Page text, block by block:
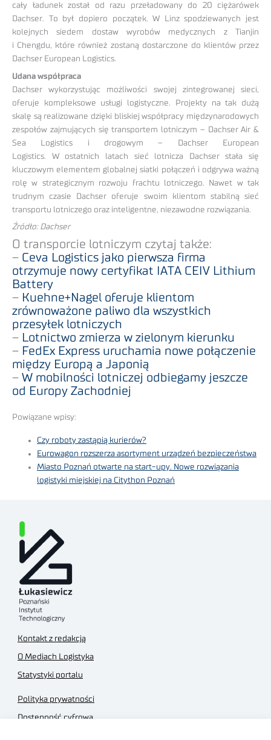
cały ładunek został od razu przeładowany do 20 ciężarówek
Dachser. To był dopiero początek. W Linz spodziewanych jest
kolejnych siedem dostaw wyrobów medycznych z Tianjin
i Chengdu, które również zostaną dostarczone do klientów przez
Dachser European Logistics.
Udana współpraca
Dachser wykorzystując możliwości swojej zintegrowanej sieci,
oferuje kompleksowe usługi logistyczne. Projekty na tak dużą
skalę są realizowane dzięki bliskiej współpracy międzynarodowych
zespołów zajmujących się transportem lotniczym – Dachser Air &
Sea Logistics i drogowym – Dachser European
Logistics. W ostatnich latach sieć lotnicza Dachser stała się
kluczowym elementem globalnej siatki połączeń i odgrywa ważną
rolę w strategicznym rozwoju frachtu lotniczego. Nawet w tak
trudnym czasie Dachser oferuje swoim klientom stabilną sieć
transportu lotniczego oraz inteligentne, niezawodne rozwiązania.
Źródło: Dachser
O transporcie lotniczym czytaj także:
– Ceva Logistics jako pierwsza firma
otrzymuje nowy certyfikat IATA CEIV Lithium
Battery
– Kuehne+Nagel oferuje klientom
zrównoważone paliwo dla wszystkich
przesyłek lotniczych
– Lotnictwo zmierza w zielonym kierunku
– FedEx Express uruchamia nowe połączenie
między Europą a Japonią
– W mobilności lotniczej odbiegamy jeszcze
od Europy Zachodniej
Powiązane wpisy:
Czy roboty zastąpią kurierów?
Eurowagon rozszerza asortyment urządzeń bezpieczeństwa
Miasto Poznań otwarte na start-upy. Nowe rozwiązania
logistyki miejskiej na Citython Poznań
Kontakt z redakcją
O Mediach Logistyka
Statystyki portalu
Polityka prywatności
Dostępność cyfrowa